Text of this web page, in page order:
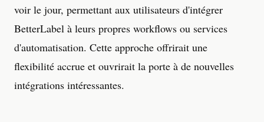
voir le jour, permettant aux utilisateurs d'intégrer
BetterLabel à leurs propres workflows ou services
d'automatisation. Cette approche offrirait une
flexibilité accrue et ouvrirait la porte à de nouvelles
intégrations intéressantes.